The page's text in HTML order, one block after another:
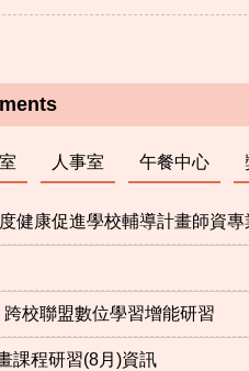
人事室 午餐中心
健康促進學校輔導計畫師資
校聯盟數位學習增能研習
課程研習(8月)資訊